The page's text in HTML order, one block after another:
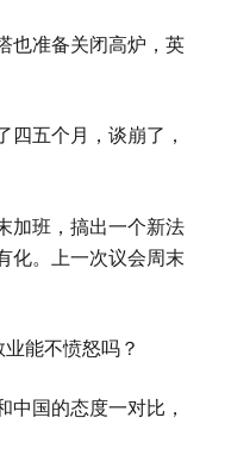
准备关闭高炉，英
五个月，谈崩了，
班，搞出一个新法
化。上一次议会周末
能不愤怒吗？
国的态度一对比，